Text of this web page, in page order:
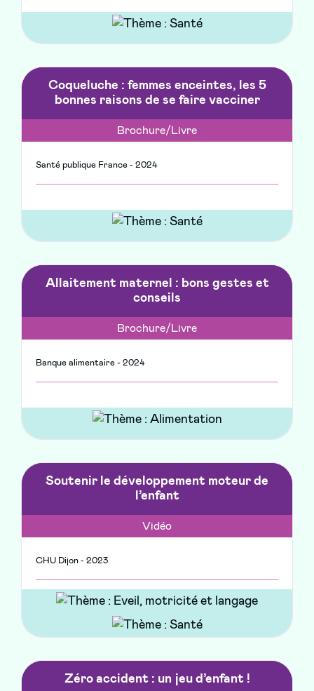
Coqueluche : femmes enceintes, les 5
bonnes raisons de se faire vacciner
Brochure/Livre
Santé publique France - 2024
Allaitement maternel : bons gestes et
conseils
Brochure/Livre
Banque alimentaire - 2024
Soutenir le développement moteur de
l’enfant
Vidéo
CHU Dijon - 2023
Zéro accident : un jeu d’enfant !